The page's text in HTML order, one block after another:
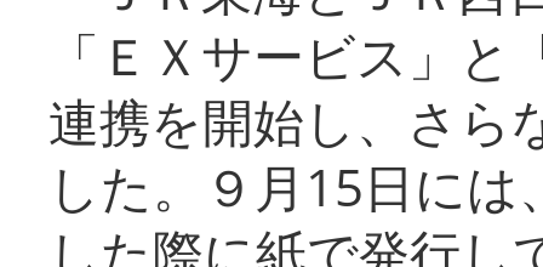
「ＥＸサービス」
連携を開始し、さら
した。９月15日に
した際に紙で発行し